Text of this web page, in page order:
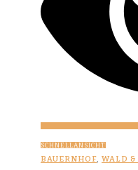
SCHNELLANSICHT
BAUERNHOF, WALD &